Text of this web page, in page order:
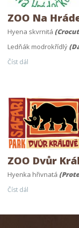
ZOO Na
Hyena skvrnitá
Ledňák modrokřídlý
Číst dál
ZOO Dvůr
Hyenka hřivnatá
Číst dál